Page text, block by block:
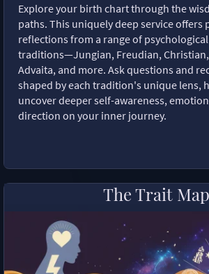
Explore your birth chart through the
paths. This uniquely deep service offers
reflections from a range of
traditions—Jungian, Freudian,
Advaita, and more. Ask questions and
shaped by each tradition's unique lens,
uncover deeper self-awareness,
direction on your inner journey.
The Trait Map